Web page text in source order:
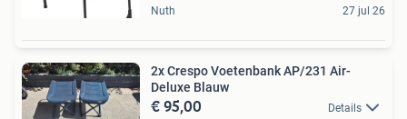
Nuth 27 jul 26
2x Crespo Voetenbank AP/231 Air-
Deluxe Blauw
€ 95,00 Details